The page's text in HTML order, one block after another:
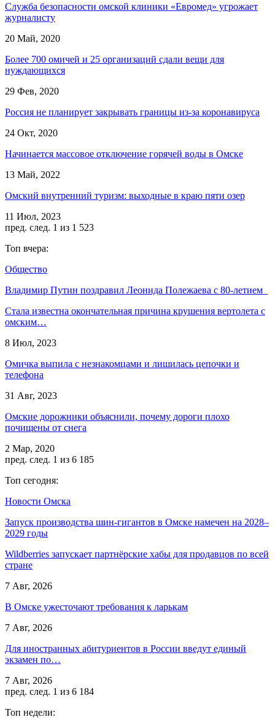
Служба безопасности омской клиники «Евромед» угрожает
журналисту
20 Май, 2020
Более 700 омичей и 25 организаций сдали вещи для
нуждающихся
29 Фев, 2020
Россия не планирует закрывать границы из-за коронавируса
24 Окт, 2020
Начинается массовое отключение горячей воды в Омске
13 Май, 2022
Омский внутренний туризм: выходные в краю пяти озер
11 Июл, 2023
пред. след. 1 из 1 523
Топ вчера:
Общество
Владимир Путин поздравил Леонида Полежаева с 80-летием
Стала известна окончательная причина крушения вертолета с
омским…
8 Июл, 2023
Омичка выпила с незнакомцами и лишилась цепочки и
телефона
31 Авг, 2023
Омские дорожники объяснили, почему дороги плохо
почищены от снега
2 Мар, 2020
пред. след. 1 из 6 185
Топ сегодня:
Новости Омска
Запуск производства шин-гигантов в Омске намечен на 2028–
2029 годы
Wildberries запускает партнёрские хабы для продавцов по всей
стране
7 Авг, 2026
В Омске ужесточают требования к ларькам
7 Авг, 2026
Для иностранных абитуриентов в России введут единый
экзамен по…
7 Авг, 2026
пред. след. 1 из 6 184
Топ недели: